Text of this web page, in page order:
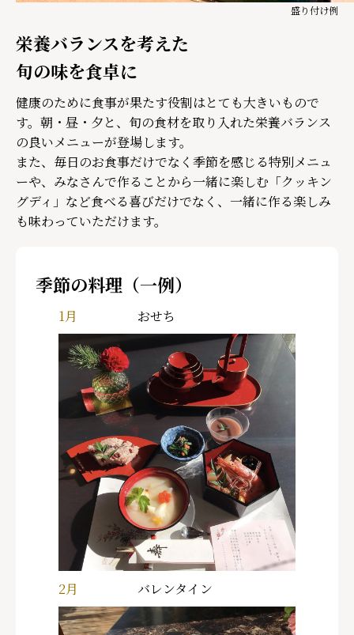
盛り付け例
栄養バランスを考えた
旬の味を食卓に
健康のために食事が果たす役割はとても大きいもので
す。朝・昼・夕と、旬の食材を取り入れた栄養バランス
の良いメニューが登場します。
また、毎日のお食事だけでなく季節を感じる特別メニュ
ーや、みなさんで作ることから一緒に楽しむ「クッキン
グディ」など食べる喜びだけでなく、一緒に作る楽しみ
も味わっていただけます。
季節の料理（一例）
1月 おせち
2月 バレンタイン